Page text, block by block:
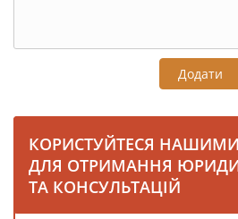
Додати
КОРИСТУЙТЕСЯ
ДЛЯ ОТРИМАННЯ
ТА КОНСУЛЬТАЦІЙ